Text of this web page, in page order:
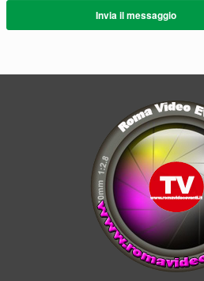
Invia il messaggio